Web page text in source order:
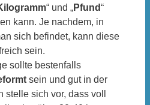
“ und „Pfund“
kann. Je nachdem, in
sich befindet, kann diese
sein.
sollte bestenfalls
sein und gut in der
stelle sich vor, dass voll